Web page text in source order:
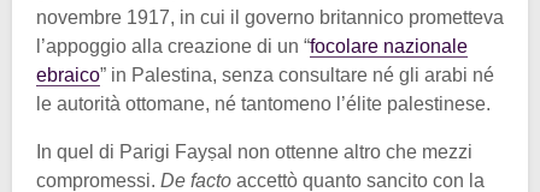
novembre 1917, in cui il governo britannico prometteva
l’appoggio alla creazione di un “focolare nazionale
ebraico” in Palestina, senza consultare né gli arabi né
le autorità ottomane, né tantomeno l’élite palestinese.
In quel di Parigi Fayṣal non ottenne altro che mezzi
compromessi. De facto accettò quanto sancito con la